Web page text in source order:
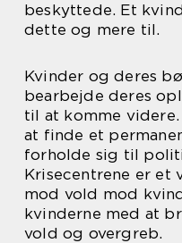
beskyttede. Et
dette og mere til.
Kvinder og deres
bearbejde deres
til at komme
at finde et
forholde sig til
Krisecentrene er et
mod vold mod
kvinderne med at
vold og overgreb.